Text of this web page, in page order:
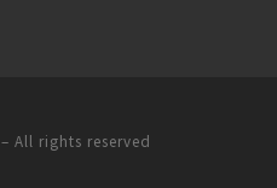
– All rights reserved